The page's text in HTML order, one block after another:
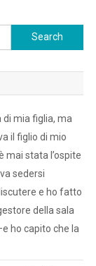
Search
for:
di mia figlia, ma
il figlio di mio
mai stata l’ospite
sedersi
e ho fatto
della sala
ho capito che la